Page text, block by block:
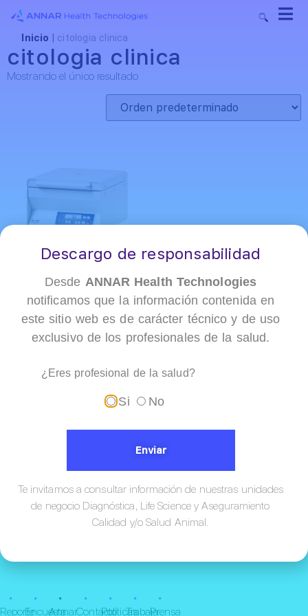
Inicio citologia clinica
citologia clinica
Mostrando el único resultado
Citocentrifuga CSI
¡Conócenos!
•
Reporte
•
Encuesta
•
Annar
•
Contacto
•
Políticas
•
Trabaja
•
Prensa
Descargo de responsabilidad
Desde ANNAR Health Technologies
notificamos que la información contenida en
este sitio web es de carácter técnico y de uso
exclusivo de los profesionales de la salud.
¿Eres profesional de la salud?
Si No
Enviar
Te invitamos a consultar información de nuestras unidades
de negocio Diagnóstica, Life Science y Aseguramiento
Calidad y/o Salud Animal.